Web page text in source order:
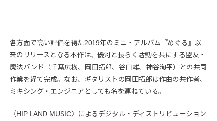
各方面で高い評価を得た2019年のミニ・アルバム『めぐる』以
来のリリースとなる本作は、優河と長らく活動を共にする盟友・
魔法バンド（千葉広樹、岡田拓郎、谷口雄、神谷洵平）との共同
作業を経て完成。なお、ギタリストの岡田拓郎は作曲の共作者、
ミキシング・エンジニアとしても名を連ねている。
〈HIP LAND MUSIC〉によるデジタル・ディストリビューション